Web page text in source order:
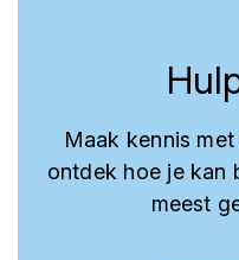
Maak kennis
ontdek hoe je kan
meest